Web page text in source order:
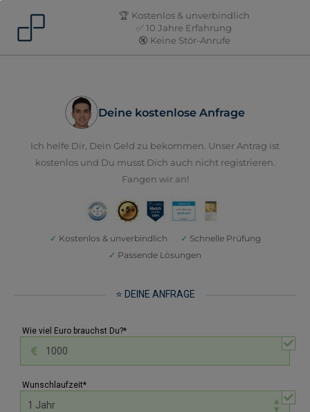
content
🏆 Kostenlos & unverbindlich
✅ 10 Jahre Erfahrung
🔇 Keine Stör-Anrufe
Deine kostenlose Anfrage
Ich helfe Dir, Dein Geld zu bekommen. Unser Antrag ist
kostenlos und Du musst Dich auch nicht registrieren.
Fangen wir an!
✓ Kostenlos & unverbindlich ✓ Schnelle Prüfung
✓ Passende Lösungen
⭐ DEINE ANFRAGE
Wie viel Euro brauchst Du?*
Wunschlaufzeit*